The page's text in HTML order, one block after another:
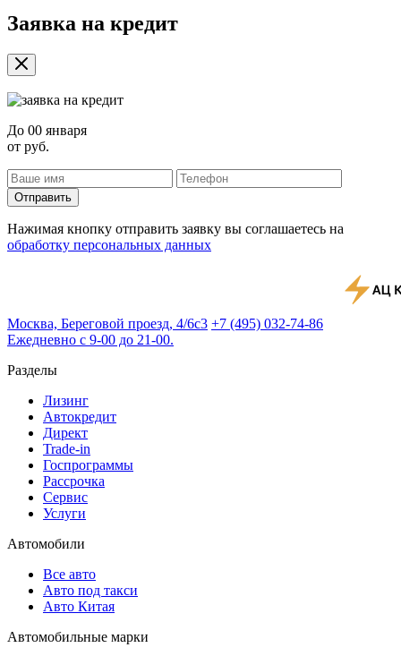
Заявка на кредит
До 00 января
от руб.
Отправить
Нажимая кнопку отправить заявку вы соглашаетесь на
обработку персональных данных
Москва, Береговой проезд, 4/6с3 +7 (495) 032-74-86
Ежедневно с 9-00 до 21-00.
Разделы
Лизинг
Автокредит
Директ
Trade-in
Госпрограммы
Рассрочка
Сервис
Услуги
Автомобили
Все авто
Авто под такси
Авто Китая
Автомобильные марки